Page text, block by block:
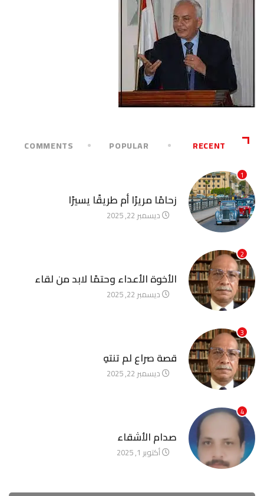
RECENT
POPULAR
COMMENTS
1
زحامًا مريرًا أم طريقًا يسيرًا
ديسمبر 22, 2025
2
الأخوة الأعداء وحتمًا لابد من لقاء
ديسمبر 22, 2025
3
قصة صراع لم تنتهِ
ديسمبر 22, 2025
4
صدام الأشقاء
أكتوبر 1, 2025